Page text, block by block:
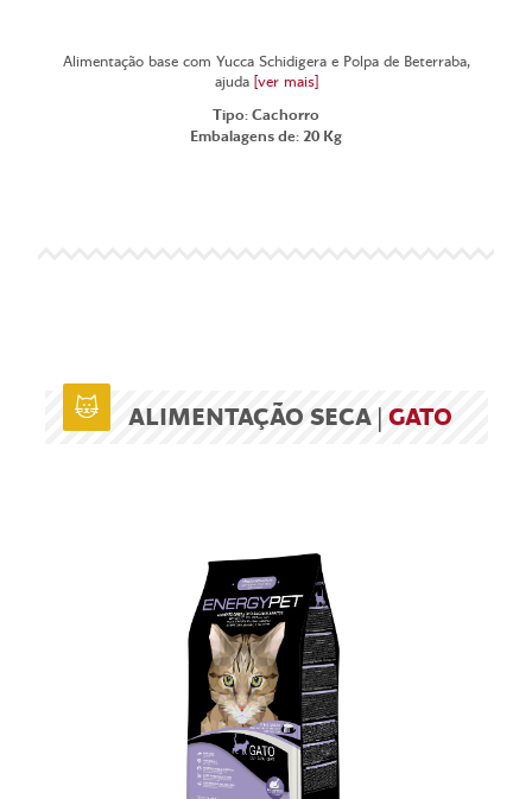
Alimentação base com Yucca Schidigera e Polpa de Beterraba,
ajuda [ver mais]
Tipo: Cachorro
Embalagens de: 20 Kg
ALIMENTAÇÃO SECA | GATO